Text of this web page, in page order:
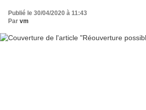
Publié le 30/04/2020 à 11:43
Par vm